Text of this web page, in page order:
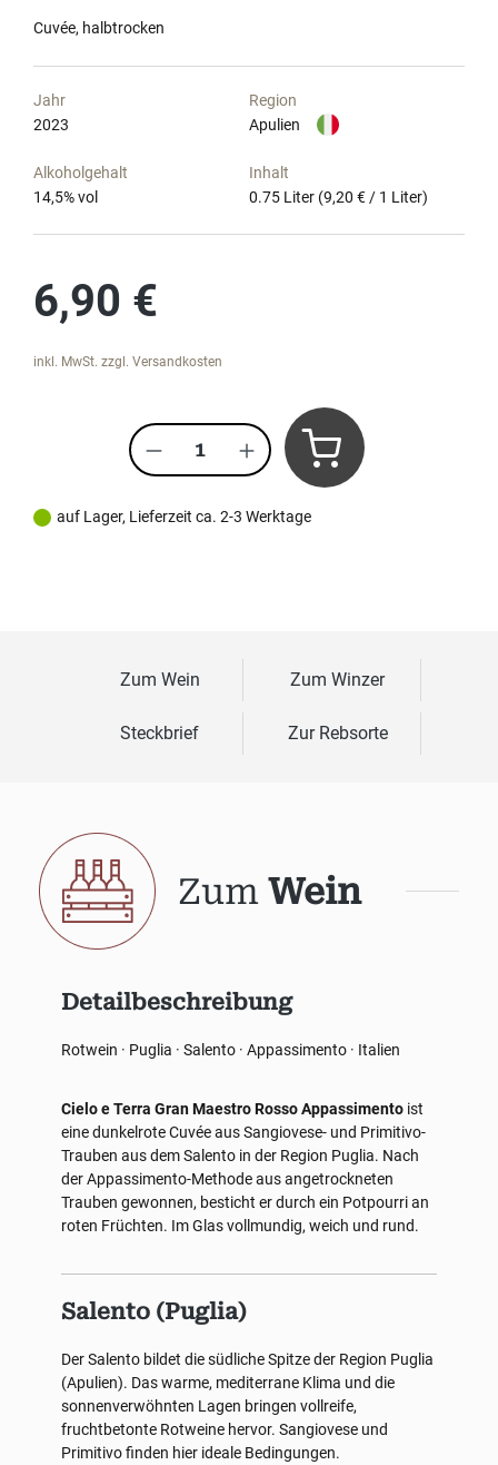
Cuvée halbtrocken
Jahr
2023
Region
Apulien
Alkoholgehalt
14,5% vol
Inhalt
0.75 Liter (9,20 € / 1 Liter)
6,90 €
inkl. MwSt. zzgl. Versandkosten
Produkt Anzahl: Gib den
auf Lager, Lieferzeit ca. 2-3 Werktage
Zum Wein Zum Winzer
Steckbrief Zur Rebsorte
Zum Wein
Detailbeschreibung
Rotwein · Puglia · Salento · Appassimento · Italien
Cielo e Terra Gran Maestro Rosso Appassimento ist
eine dunkelrote Cuvée aus Sangiovese- und Primitivo-
Trauben aus dem Salento in der Region Puglia. Nach
der Appassimento-Methode aus angetrockneten
Trauben gewonnen, besticht er durch ein Potpourri an
roten Früchten. Im Glas vollmundig, weich und rund.
Salento (Puglia)
Der Salento bildet die südliche Spitze der Region Puglia
(Apulien). Das warme, mediterrane Klima und die
sonnenverwöhnten Lagen bringen vollreife,
fruchtbetonte Rotweine hervor. Sangiovese und
Primitivo finden hier ideale Bedingungen.